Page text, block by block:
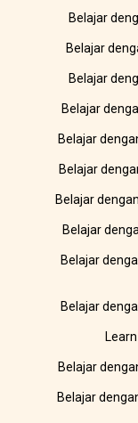
Belajar
Belajar
Belajar
Belajar
Belajar
Belajar
Belajar
Belajar
Belajar
Belajar
Belajar
Belajar